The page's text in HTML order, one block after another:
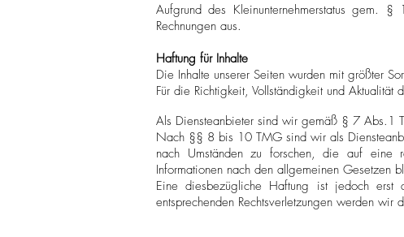
Aufgrund des Kleinunternehmerstatus gem.
Rechnungen aus.
Haftung für Inhalte
Die Inhalte unserer Seiten wurden mit größter
Für die Richtigkeit, Vollständigkeit und
Als Diensteanbieter sind wir gemäß § 7 Abs.1
Nach §§ 8 bis 10 TMG sind wir als
nach Umständen zu forschen, die auf eine
Informationen nach den allgemeinen Gesetzen
Eine diesbezügliche Haftung ist jedoch erst
entsprechenden Rechtsverletzungen werden wir